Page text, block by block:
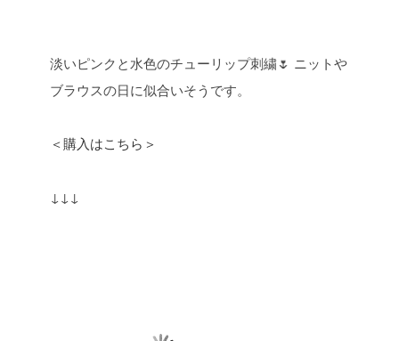
淡いピンクと水色のチューリップ刺繍🌷 ニットや
ブラウスの日に似合いそうです。
＜購入はこちら＞
↓↓↓